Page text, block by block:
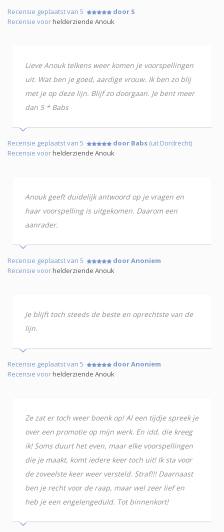
Recensie geplaatst van 5
door S
Recensie voorhelderziende Anouk
Lieve Anouk telkens weer komen je voorspellingen
uit. Wat ben je goed, aardige vrouw. Ik ben zo blij
met je op deze lijn. Blijf zo doorgaan. Je bent meer
dan 5 * Babs
Recensie geplaatst van 5 door Babs (uit Dordrecht)
Recensie voorhelderziende Anouk
Anouk geeft duidelijk antwoord op je vragen en
haar voorspelling is uitgekomen. Daarom een
aanrader.
Recensie geplaatst van 5
door Anoniem
Recensie voorhelderziende Anouk
Je blijft toch steeds de beste en oprechtste van de
lijn.
Recensie geplaatst van 5
door Anoniem
Recensie voorhelderziende Anouk
Ze zat er toch weer boenk op! Al een tijdje spreek je
over een promotie op mijn werk. En idd, die kreeg
ik! Soms duurt het even, maar elke voorspellingen
die je maakt, komt iedere keer toch uit! Ik sta voor
de zoveelste keer weer versteld. Straf!!! Daarnaast
ben je recht voor de raap, maar wel zeer lief en
heb je een engelengeduld. Tot binnenkort!